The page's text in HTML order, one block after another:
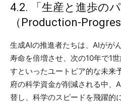
4.2. 「生産と進歩の
（Production-
生成AIの推進者たちは、AIがが
寿命を倍増させ、次の10年で1
すといったユートピア的な未来
府の科学資金が削減される中、
替し、科学のスピードを飛躍的